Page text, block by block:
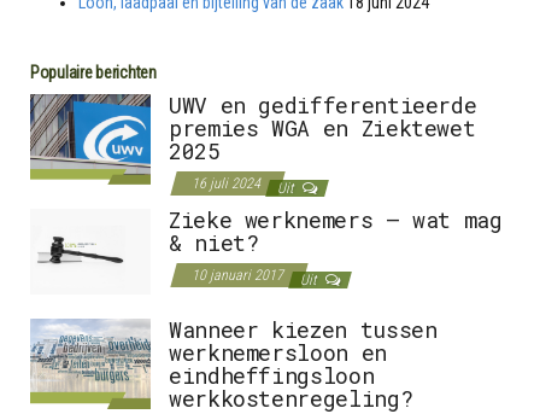
Populaire berichten
UWV en gedifferentieerde
premies WGA en Ziektewet
2025
16 juli 2024 Uit
Zieke werknemers – wat mag
& niet?
10 januari 2017 Uit
Wanneer kiezen tussen
werknemersloon en
eindheffingsloon
werkkostenregeling?